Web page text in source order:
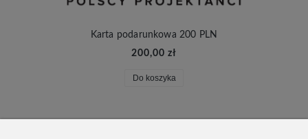
Karta podarunkowa 200 PLN
200,00 zł
Do koszyka